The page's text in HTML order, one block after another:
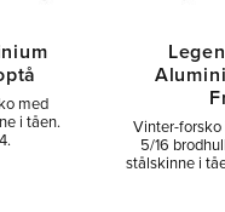
med
i tåen.
Vinter-
5/16
stålskinne i